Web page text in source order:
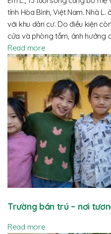
tỉnh Hòa Bình, Việt Nam. Nhà
với khu dân cư. Do điều kiện
cửa và phòng tắm, ảnh hưởng
Read more
Trường bán trú – nơi
Read more